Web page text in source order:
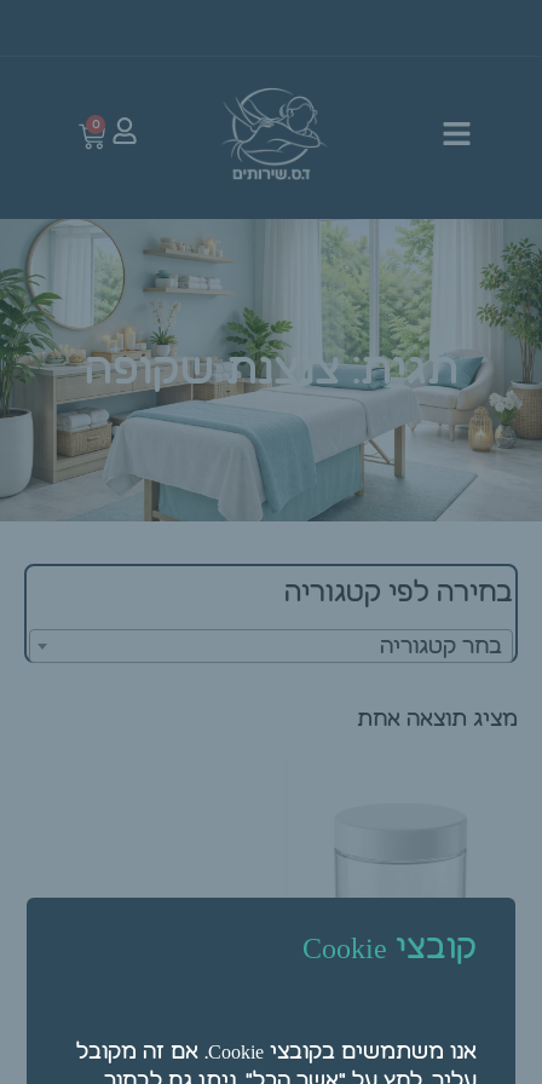
0
תגית: צנצנת שקופה
בחירה לפי קטגוריה
בחר קטגוריה
מציג תוצאה אחת
500 מ"ל עם מכסה לבן
קובצי Cookie
אנו משתמשים בקובצי Cookie. אם זה מקובל